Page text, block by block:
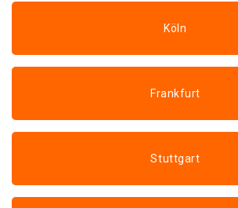
Köln
Frankfurt
Stuttgart